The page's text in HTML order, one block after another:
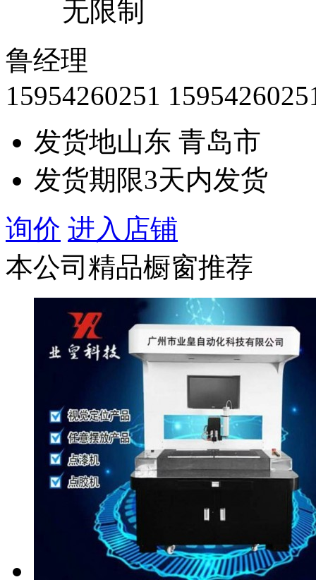
无限制
鲁经理
15954260251
发货地山东 青岛市
发货期限3天内发货
询价 进入店铺
本公司精品橱窗推荐